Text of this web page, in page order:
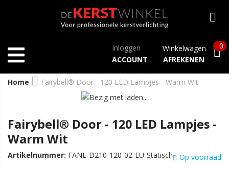
Inloggen
ACCOUNT
Winkelwagen
AFREKENEN
0
Home Fairybell® Door - 120 LED Lampjes - Warm Wit
Fairybell® Door - 120 LED Lampjes -
Warm Wit
Op voorraad
Artikelnummer: FANL-D210-120-02-EU-Statisch